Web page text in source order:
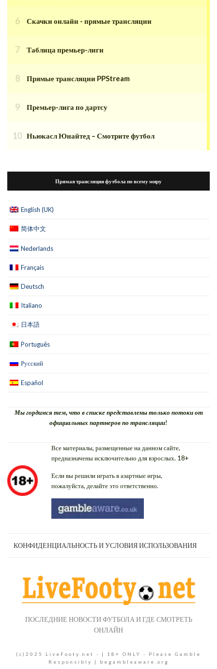
Скачки онлайн - прямые трансляции
Таблица премьер-лиги
Прямые трансляции PPStream
Премьер-лига по дартсу
Ньюкасл Юнайтед – Смотрите футбол
Прямая трансляция футбола по всему миру
English (UK)
简体中文
Nederlands
Français
Deutsch
Italiano
日本語
Português
Русский
Español
Мы гордимся тем, что в списке представлены только потоки от
официальных партнеров по трансляции!
Все материалы, размещенные на данном сайте,
предназначены исключительно для взрослых. 18+
Если вы решили играть в азартные игры,
пожалуйста, делайте это ответственно.
КОНФИДЕНЦИАЛЬНОСТЬ И УСЛОВИЯ ИСПОЛЬЗОВАНИЯ
ПОСЛЕДНИЕ НОВОСТИ ФУТБОЛА И ГДЕ СМОТРЕТЬ
ОНЛАЙН
(c)2025 LiveFooty.net - | 18+ ONLY - Please Gamble
Responsibly | begambleaware.org